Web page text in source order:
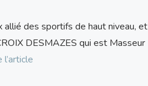
allié des sportifs de haut niveau, et
DESMAZES qui est Masseur
l’article